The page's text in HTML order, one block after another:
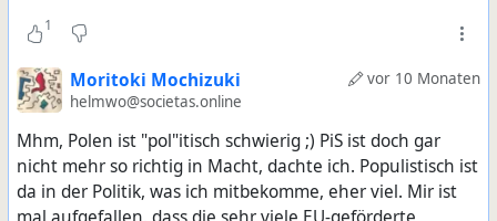
1
vor 10 Monaten
Moritoki Mochizuki
helmwo@societas.online
Mhm, Polen ist "pol"itisch schwierig ;) PiS ist doch gar
nicht mehr so richtig in Macht, dachte ich. Populistisch ist
da in der Politik, was ich mitbekomme, eher viel. Mir ist